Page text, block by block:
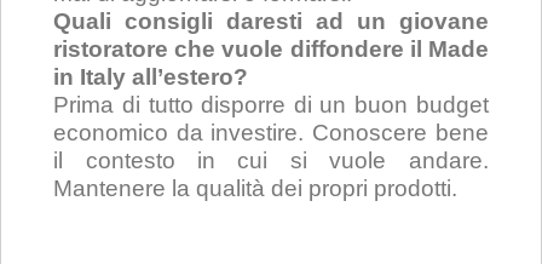
Quali consigli daresti ad un giovane
ristoratore che vuole diffondere il Made
in Italy all’estero?
Prima di tutto disporre di un buon budget
economico da investire. Conoscere bene
il contesto in cui si vuole andare.
Mantenere la qualità dei propri prodotti.